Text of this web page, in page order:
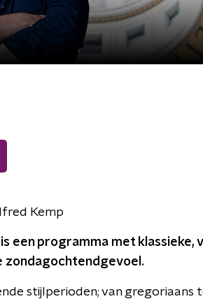
Kemp
is een programma met klassieke,
zondagochtendgevoel.
stijlperioden; van gregoriaans